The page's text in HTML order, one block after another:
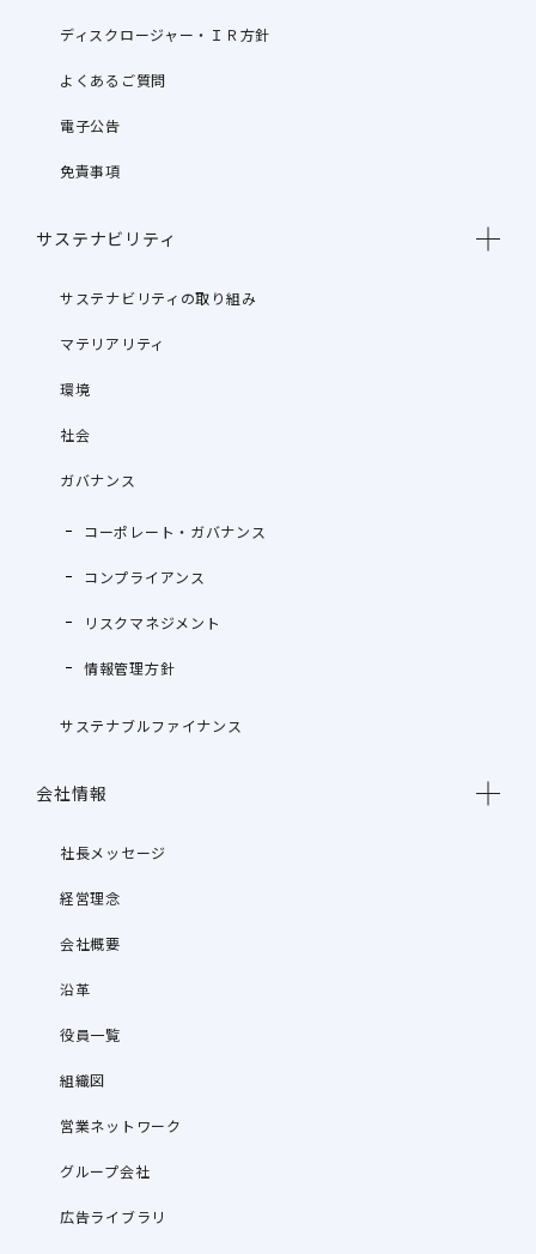
ディスクロージャー・ＩＲ方針
よくあるご質問
電子公告
免責事項
サステナビリティ
サステナビリティの取り組み
マテリアリティ
環境
社会
ガバナンス
コーポレート・ガバナンス
コンプライアンス
リスクマネジメント
情報管理方針
サステナブルファイナンス
会社情報
社長メッセージ
経営理念
会社概要
沿革
役員一覧
組織図
営業ネットワーク
グループ会社
広告ライブラリ